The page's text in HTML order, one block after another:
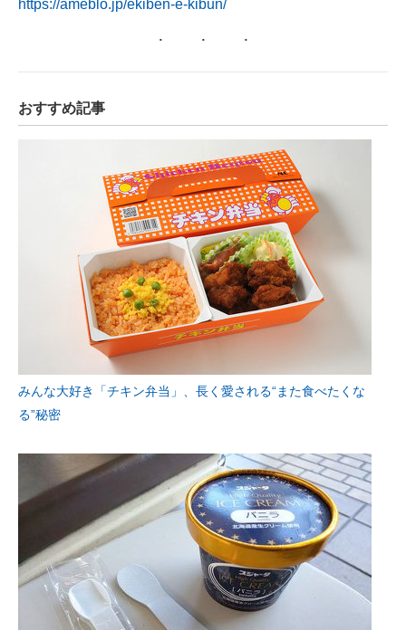
https://ameblo.jp/ekiben-e-kibun/
おすすめ記事
みんな大好き「チキン弁当」、長く愛される“また食べたくな
る”秘密